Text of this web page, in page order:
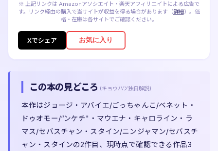
※ 上記リンクは Amazonアソシエイト・楽天アフィリエイトによる広告で
す。リンク経由の購入で当サイトが収益を得る場合があります（詳細）。価
格・在庫は各サイトでご確認ください。
Xでシェア お気に入り
この本の見どころ (キョウハツ独自解説)
本作はジョージ・アバイエ/ごっちゃんこ/ベネット・
ドゥオモー/“ンケチ"・マウエナ・キャロライン・ラ
マス/セバスチャン・スタイン/ニンジャマン/セバスチ
ャン・スタインの2作目、現時点で確認できる作品3